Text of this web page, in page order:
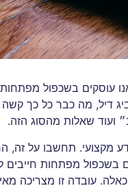
עוסקים בשכפול
דיל, מה כבר כל כך
שאלות מהסוג הזה.
מקצועי. תחשבו על זה,
מפתחות חייבים
עובדה זו מצריכה